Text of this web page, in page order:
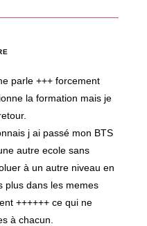
parle +++ forcement
la formation mais je
j ai passé mon BTS
autre ecole sans
à un autre niveau en
plus dans les memes
++++++ ce qui ne
à chacun.